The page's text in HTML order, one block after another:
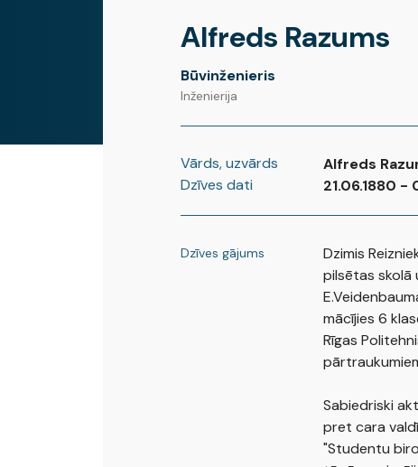
Alfreds Razums
Būvinženieris
Inženierija
Vārds, uzvārds
Alfreds
Dzīves dati
21.06.1880 -
Dzīves gājums
Dzimis
pilsētas skolā
mācījies 6
Rīgas
Sabiedriski
pret cara
"Studentu